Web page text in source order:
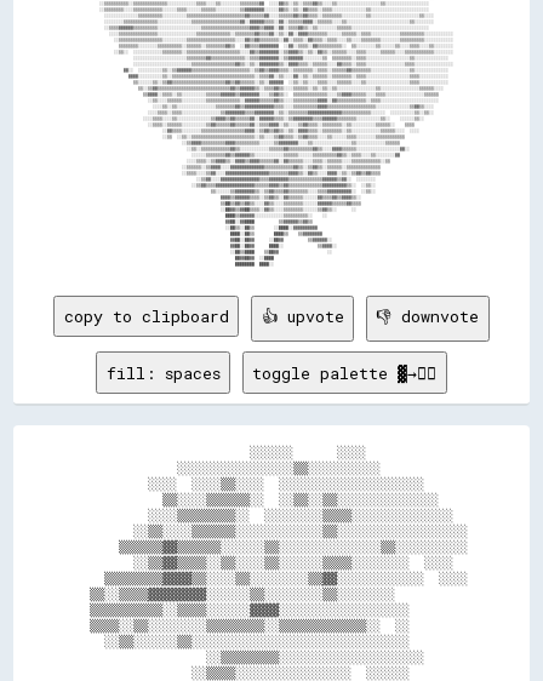
copy to clipboard 👍 upvote 👎 downvote
fill: spaces toggle palette ▓→✊🏽
                        ░░░░░░      ░░░░
              ░░░░░░░░░░░░░░░░▒▒░░░░░░░░░░
          ░░░░  ░░░░▒▒░░░░  ░░░░░░░░░░░░░░░░░░░░
            ▒▒░░░░▒▒▒▒▒▒░░  ░░▒▒░░▒▒░░░░░░░░░░░░░░
          ░░░░▒▒▒▒▒▒▒▒░░  ░░░░░░░░▒▒▒▒░░░░░░░░░░░░░░
        ░░▒▒░░░░▒▒▒▒▒▒░░░░░░░░░░░░▒▒░░░░░░░░░░░░░░░░░░
      ▒▒▒▒▒▒▓▓▒▒▒▒▒▒░░░░░░▒▒░░░░░░░░░░░░░░▒▒░░░░░░░░░░
        ░░▒▒▓▓▒▒▒▒░░▒▒░░░░▒▒░░░░░░▒▒▒▒░░░░░░░░  ░░░░
    ▒▒▒▒▒▒▒▒▓▓▓▓▒▒░░░░▒▒░░░░░░░░▒▒▓▓░░░░░░░░░░░░  ░░░░
  ▒▒░░▒▒▒▒▓▓▓▓▓▓▓▓░░░░░░▒▒░░░░░░░░▒▒░░░░░░░░
  ▒▒▒▒▒▒▒▒▒▒░░▒▒▒▒░░░░░░▓▓▓▓░░░░░░░░░░░░░░░░░░
  ▒▒▒▒░░▒▒░░░░░░░░▒▒▒▒▒▒▒▒░░▒▒▒▒▒▒▒▒▒▒▒▒░░  ░░
    ░░▒▒░░░░░░▒▒░░░░░░░░░░░░░░░░░░░░░░░░░░░░░░
                  ░░▒▒▒▒▒▒▒▒░░░░░░░░░░░░░░░░░░░░
                ░░▒▒▒▒░░░░░░░░░░░░░░░░  ░░░░░░